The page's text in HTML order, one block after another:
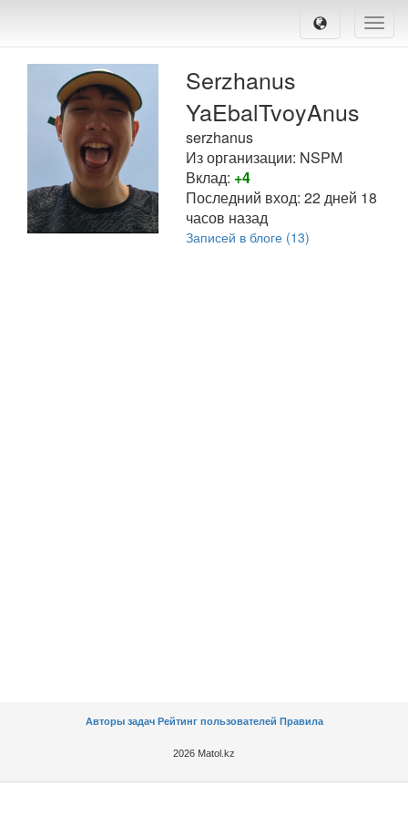
Toggle
Serzhanus
YaEbalTvoyAnus
serzhanus
Из организации: NSPM
Вклад: +4
Последний вход:22 дней 18
часов назад
Записей в блоге (13)
Авторы задач Рейтинг пользователей Правила
2026 Matol.kz